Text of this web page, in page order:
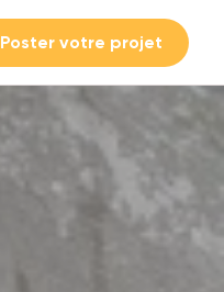
Poster votre projet